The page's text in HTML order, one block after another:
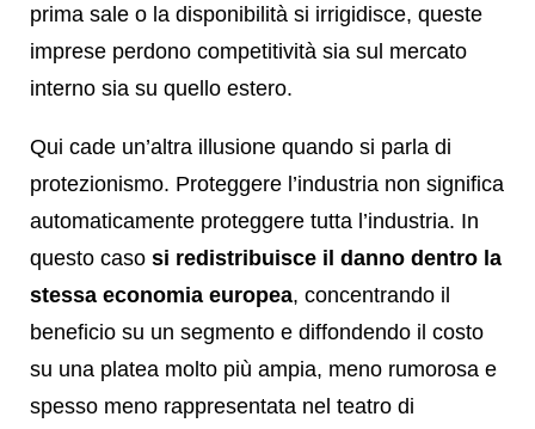
prima sale o la disponibilità si irrigidisce, queste
imprese perdono competitività sia sul mercato
interno sia su quello estero.
Qui cade un’altra illusione quando si parla di
protezionismo. Proteggere l’industria non significa
automaticamente proteggere tutta l’industria. In
questo caso si redistribuisce il danno dentro la
stessa economia europea, concentrando il
beneficio su un segmento e diffondendo il costo
su una platea molto più ampia, meno rumorosa e
spesso meno rappresentata nel teatro di